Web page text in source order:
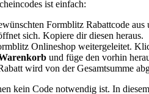
ist einfach:
Formblitz Rabattcode
sich. Kopiere dir diesen heraus.
Onlineshop weitergeleitet.
und füge den vorhin
wird von der Gesamtsumme
kein Code notwendig ist. In